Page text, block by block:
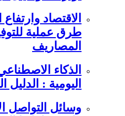
طرق عملية
المصاريف
اليومية :
وسائل التواصل